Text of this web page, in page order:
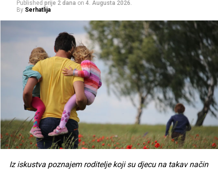
kao napad na samu Italiju.
Share Post
Share
Tweet Share
Mail
POVEZANE TEME: DONALD TRUMP ITALIJA SAD
UP NEXT
Donald Trump tvrdi da je Iran pristao predati svoj uranij
Published prije 2 dana on 4. Augusta 2026.
By Serhatlija
Iz iskustva poznajem roditelje koji su djecu na takav način